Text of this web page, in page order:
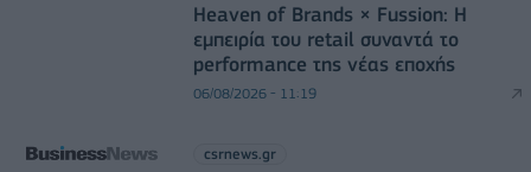
Heaven of Brands × Fussion: Η
εμπειρία του retail συναντά το
performance της νέας εποχής
06/08/2026 - 11:19
csrnews.gr